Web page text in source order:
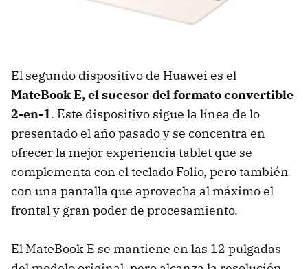
El segundo dispositivo de Huawei es el
MateBook E, el sucesor del formato convertible
2-en-1. Este dispositivo sigue la línea de lo
presentado el año pasado y se concentra en
ofrecer la mejor experiencia tablet que se
complementa con el teclado Folio, pero también
con una pantalla que aprovecha al máximo el
frontal y gran poder de procesamiento.
El MateBook E se mantiene en las 12 pulgadas